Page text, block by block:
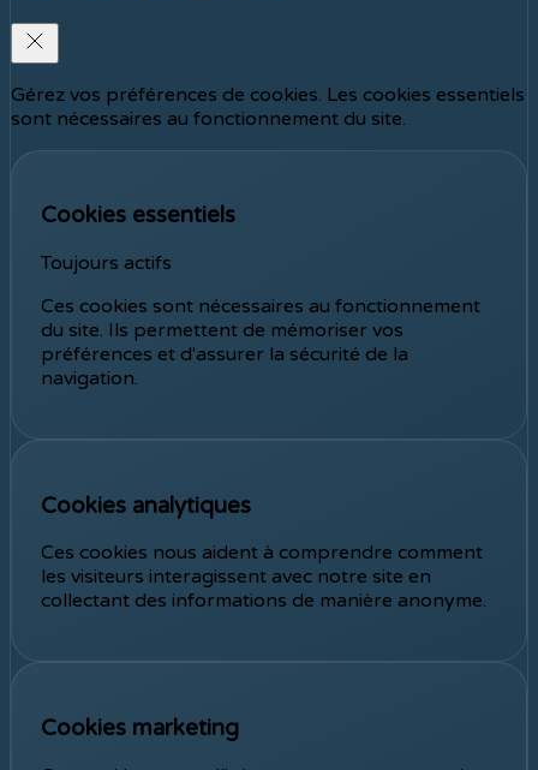
Gérez vos préférences de cookies. Les cookies essentiels
sont nécessaires au fonctionnement du site.
Cookies essentiels
Toujours actifs
Ces cookies sont nécessaires au fonctionnement
du site. Ils permettent de mémoriser vos
préférences et d'assurer la sécurité de la
navigation.
Cookies analytiques
Activer les cookies analytiques
Ces cookies nous aident à comprendre comment
les visiteurs interagissent avec notre site en
collectant des informations de manière anonyme.
Cookies marketing